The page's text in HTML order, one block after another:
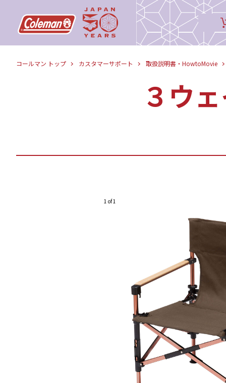
コールマン トップ カスタマーサポート 取扱説明書・HowtoMovie
３ウ
1 of 1